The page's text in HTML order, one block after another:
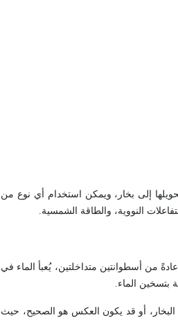
إلى بخار، ويمكن استخدام أي نوع من
النووية، والطاقة الشمسية.
من أسطوانتين متداخلتين، يُعبأ الماء في
بتسخين الماء.
البخار، أو قد يكون العكس هو الصحيح، حيث